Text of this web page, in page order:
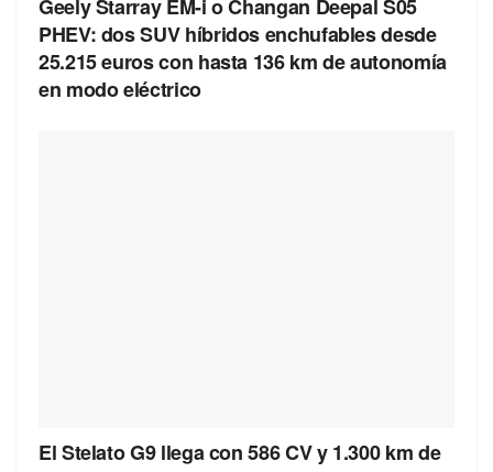
Geely Starray EM-i o Changan Deepal S05
PHEV: dos SUV híbridos enchufables desde
25.215 euros con hasta 136 km de autonomía
en modo eléctrico
El Stelato G9 llega con 586 CV y 1.300 km de